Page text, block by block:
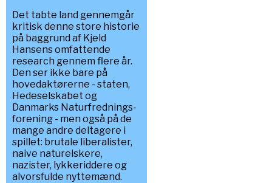
Det tabte land gennemgår
kritisk denne store historie
på baggrund af Kjeld
Hansens omfattende
research gennem flere år.
Den ser ikke bare på
hovedaktørerne - staten,
Hedeselskabet og
Danmarks Naturfrednings-
forening - men også på de
mange andre deltagere i
spillet: brutale liberalister,
naive naturelskere,
nazister, lykkeriddere og
alvorsfulde nyttemænd.